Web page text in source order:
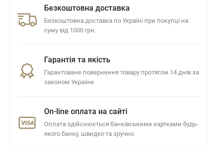
Безкоштовна доставка
Безкоштовна доставка по Україні при покупці на
суму від 1000 грн.
Гарантія та якість
Гарантоване повернення товару протягом 14 днів за
законом України
On-line оплата на сайті
Оплата здійснюється банківськими картками будь-
якого банку, швидко та зручно.